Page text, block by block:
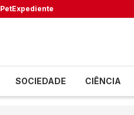
PetExpediente
SOCIEDADE CIÊNCIA